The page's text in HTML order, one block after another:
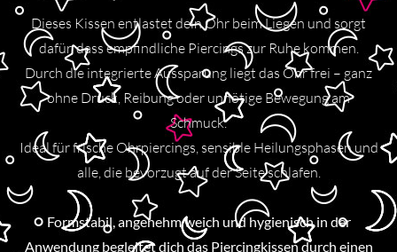
Dieses Kissen entlastet dein Ohr beim Liegen und sorgt
dafür, dass empfindliche Piercings zur Ruhe kommen.
Durch die integrierte Aussparung liegt das Ohr frei – ganz
ohne Druck, Reibung oder unnötige Bewegung am
Schmuck.
Ideal für frische Ohrpiercings, sensible Heilungsphasen und
alle, die bevorzugt auf der Seite schlafen.
Formstabil, angenehm weich und hygienisch in der
Anwendung begleitet dich das Piercingkissen durch einen